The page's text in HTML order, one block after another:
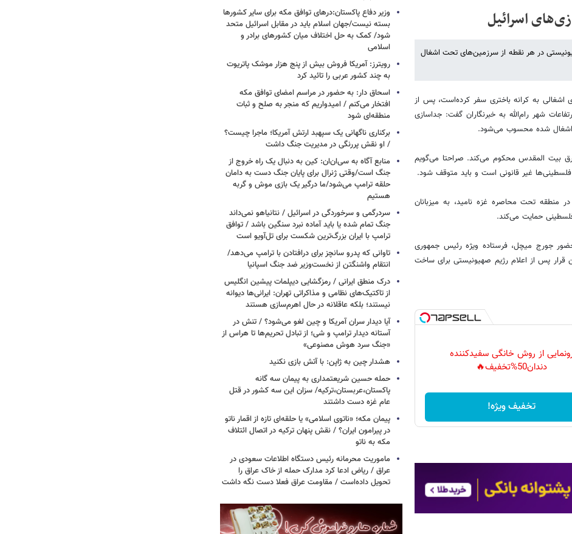
اسرائیل
در هر نقطه از سرزمین‌های تحت اشغال
اشغالی به کرانه باختری سفر کرده‌است، پس از
شهر رام‌الله به خبرنگاران گفت: جداسازی
اشغال شده محسوب می‌شود.
بیت المقدس محکوم می‌کند. صراحتا می‌گویم
غیر قانونی است و باید متوقف شود.
تحت محاصره غزه نامید، به میزبانان
حمایت می‌کند.
جورج میچل، فرستاده ویژه رئیس جمهوری
قرار پس از اعلام رژیم صهیونیستی برای ساخت
از روش خانگی سفیدکننده
دندان50%تخفیف🔥
تخفیف ویژه!
وزیر دفاع پاکستان:درهای توافق مکه برای سایر کشورها
بسته نیست/جهان اسلام باید در مقابل اسرائیل متحد
شود/ کمک به حل اختلاف میان کشورهای برادر و
اسلامی
رویترز: آمریکا فروش بیش از پنج هزار موشک پاتریوت
به چند کشور عربی را تائید کرد
اسحاق‌ دار: به حضور در مراسم امضای توافق مکه
افتخار می‌کنم / امیدواریم که منجر به صلح و ثبات
منطقه‌ای شود
برکناری ناگهانی یک سپهبد ارتش آمریکا؛ ماجرا چیست؟
/ او نقش پررنگی در مدیریت جنگ داشت
منابع آگاه به سی‌ان‌ان: کین به دنبال یک راه خروج از
جنگ است/وقتی ژنرال برای پایان جنگ دست به دامان
حلقه ترامپ می‌شود/ما درگیر یک بازی موش و گربه
هستیم
سردرگمی و سرخوردگی در اسرائیل / نتانیاهو نمی‌داند
جنگ تمام شده یا باید آماده نبرد سنگین باشد / توافق
ترامپ با ایران بزرگ‌ترین شکست برای تل‌آویو است
تاوانی که پدرو سانچز برای درافتادن با ترامپ می‌دهد/
انتقام واشنگتن از نخست‌وزیر ضد جنگ اسپانیا
درک منطق ایرانی / رمزگشایی دیپلمات پیشین انگلیس
از تاکتیک‌های نظامی و مذاکراتی تهران: ایرانی‌ها دیوانه
نیستند؛ بلکه عاقلانه در حال اهرم‌سازی هستند
آیا دیدار سران آمریکا و چین لغو می‌شود؟ / تنش در
آستانه دیدار ترامپ و شی؛ از تبادل تحریم‌ها تا هراس از
«جنگ سرد هوش مصنوعی»
هشدار چین به ژاپن: با آتش بازی نکنید
حمله حسین شریعتمداری به پیمان سه گانه
پاکستان،عربستان،ترکیه/ سزان این سه کشور در قتل
عام غزه دست داشتند
پیمان مکه؛ «ناتوی اسلامی» یا حلقه‌ای تازه از اقمار ناتو
در پیرامون ایران؟ / نقش پنهان ترکیه در اتصال ائتلاف
مکه به ناتو
ماموریت محرمانه رئیس دستگاه اطلاعات سعودی در
عراق / ریاض ادعا کرد مدارک حمله از خاک عراق را
تحویل داده‌است / مقاومت عراق فعلا دست نگه داشت